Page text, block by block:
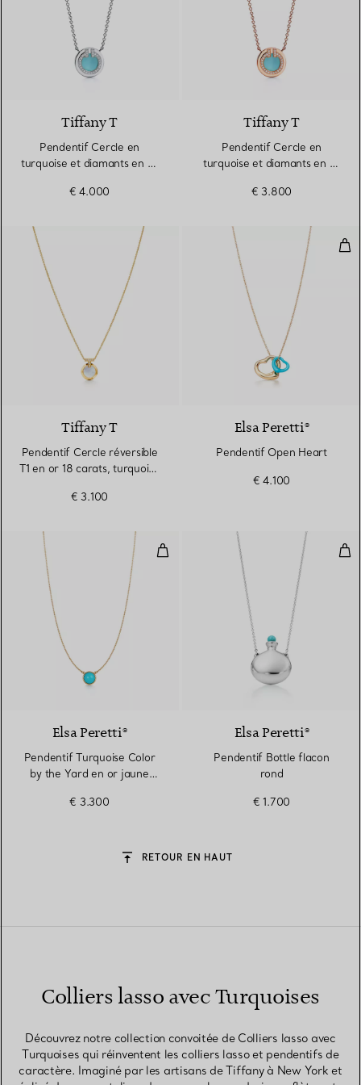
3 Matériaux
Tiffany T
Pendentif Cercle en
turquoise et diamants en or
€ 4.000
Tiffany T
Pendentif Cercle en
turquoise et diamants en or
€ 3.800
Tiffany T
Pendentif Cercle réversible
T1 en or 18 carats, turquoise
€ 3.100
Elsa Peretti®
Pendentif Open Heart
€ 4.100
Pendentif Turquoise Color by
Elsa Peretti®
Pendentif Turquoise Color
by the Yard en or jaune
€ 3.300
Elsa Peretti®
Pendentif Bottle flacon
rond
€ 1.700
RETOUR EN HAUT
Colliers lasso avec Turquoises
Découvrez notre collection convoitée de Colliers lasso avec
Turquoises qui réinventent les colliers lasso et pendentifs de
caractère. Imaginé par les artisans de Tiffany à New York et